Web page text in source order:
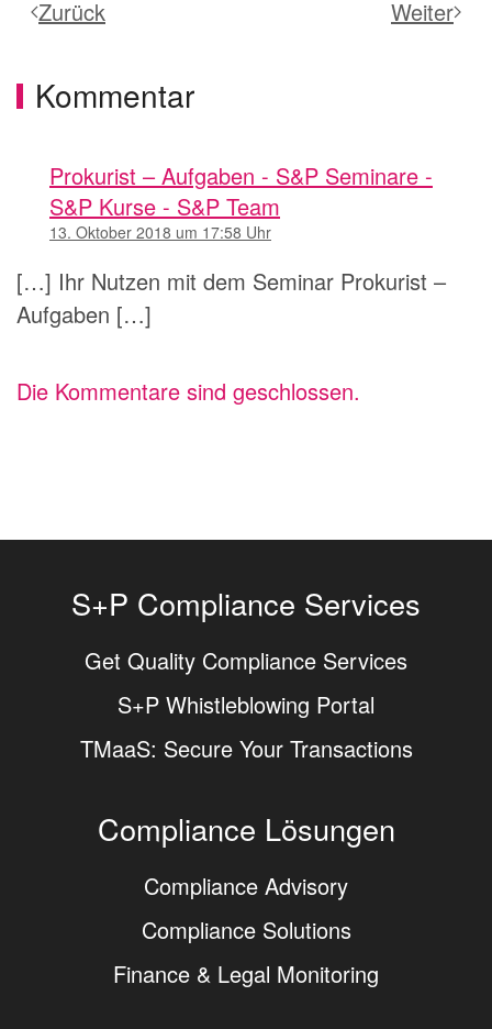
Zurück Weiter
Kommentar
Prokurist – Aufgaben - S&P Seminare -
S&P Kurse - S&P Team
13. Oktober 2018 um 17:58 Uhr
[…] Ihr Nutzen mit dem Seminar Prokurist –
Aufgaben […]
Die Kommentare sind geschlossen.
S+P Compliance Services
Get Quality Compliance Services
S+P Whistleblowing Portal
TMaaS: Secure Your Transactions
Compliance Lösungen
Compliance Advisory
Compliance Solutions
Finance & Legal Monitoring